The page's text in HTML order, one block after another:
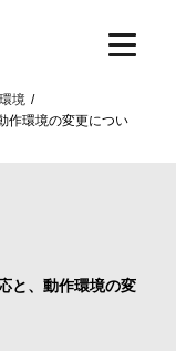
境
作環境の変更につい
と、動作環境の変